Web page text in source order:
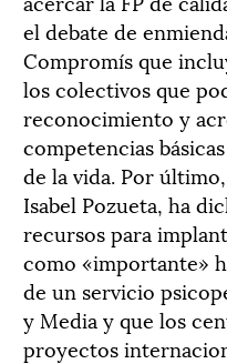
el debate de
Compromís que
los colectivos que
reconocimiento y
competencias
de la vida. Por
Isabel Pozueta, ha
recursos para
como «importante»
de un servicio
y Media y que los
proyectos